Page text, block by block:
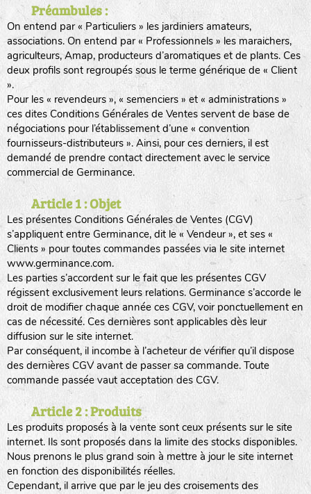
Préambules :
On entend par « Particuliers » les jardiniers amateurs,
associations. On entend par « Professionnels » les maraichers,
agriculteurs, Amap, producteurs d’aromatiques et de plants. Ces
deux profils sont regroupés sous le terme générique de « Client
».
Pour les « revendeurs », « semenciers » et « administrations »
ces dites Conditions Générales de Ventes servent de base de
négociations pour l’établissement d’une « convention
fournisseurs-distributeurs ». Ainsi, pour ces derniers, il est
demandé de prendre contact directement avec le service
commercial de Germinance.
Article 1 : Objet
Les présentes Conditions Générales de Ventes (CGV)
s’appliquent entre Germinance, dit le « Vendeur », et ses «
Clients » pour toutes commandes passées via le site internet
www.germinance.com.
Les parties s’accordent sur le fait que les présentes CGV
régissent exclusivement leurs relations. Germinance s’accorde le
droit de modifier chaque année ces CGV, voir ponctuellement en
cas de nécessité. Ces dernières sont applicables dès leur
diffusion sur le site internet.
Par conséquent, il incombe à l’acheteur de vérifier qu’il dispose
des dernières CGV avant de passer sa commande. Toute
commande passée vaut acceptation des CGV.
Article 2 : Produits
Les produits proposés à la vente sont ceux présents sur le site
internet. Ils sont proposés dans la limite des stocks disponibles.
Nous prenons le plus grand soin à mettre à jour le site internet
en fonction des disponibilités réelles.
Cependant, il arrive que par le jeu des croisements des